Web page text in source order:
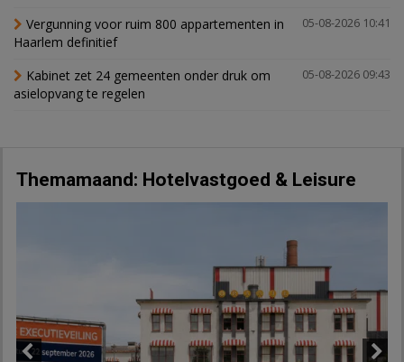
05-08-2026 10:41
Vergunning voor ruim 800 appartementen in
Haarlem definitief
05-08-2026 09:43
Kabinet zet 24 gemeenten onder druk om
asielopvang te regelen
Themamaand: Hotelvastgoed & Leisure